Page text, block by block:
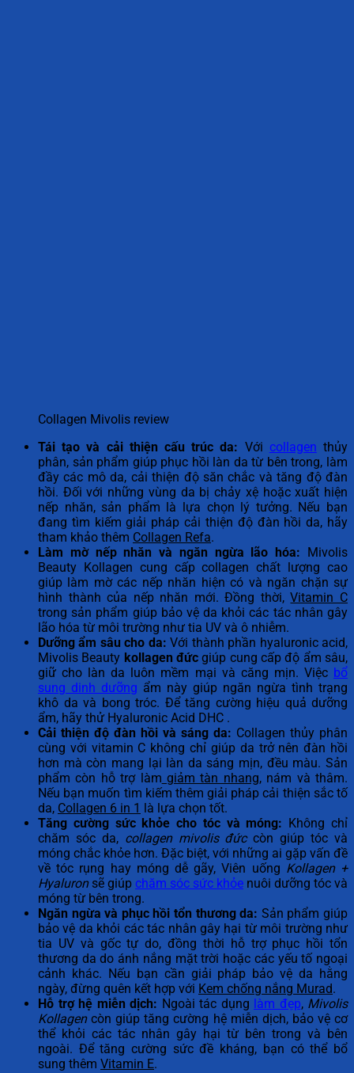
Collagen Mivolis review
Tái tạo và cải thiện cấu trúc da: Với collagen thủy
phân, sản phẩm giúp phục hồi làn da từ bên trong, làm
đầy các mô da, cải thiện độ săn chắc và tăng độ đàn
hồi. Đối với những vùng da bị chảy xệ hoặc xuất hiện
nếp nhăn, sản phẩm là lựa chọn lý tưởng. Nếu bạn
đang tìm kiếm giải pháp cải thiện độ đàn hồi da, hãy
tham khảo thêm Collagen Refa.
Làm mờ nếp nhăn và ngăn ngừa lão hóa: Mivolis
Beauty Kollagen cung cấp collagen chất lượng cao
giúp làm mờ các nếp nhăn hiện có và ngăn chặn sự
hình thành của nếp nhăn mới. Đồng thời,Vitamin C
trong sản phẩm giúp bảo vệ da khỏi các tác nhân gây
lão hóa từ môi trường như tia UV và ô nhiễm.
Dưỡng ẩm sâu cho da: Với thành phần hyaluronic acid,
Mivolis Beauty kollagen đức giúp cung cấp độ ẩm sâu,
giữ cho làn da luôn mềm mại và căng mịn. Việc bổ
sung dinh dưỡng ẩm này giúp ngăn ngừa tình trạng
khô da và bong tróc. Để tăng cường hiệu quả dưỡng
ẩm, hãy thử Hyaluronic Acid DHC .
Cải thiện độ đàn hồi và sáng da: Collagen thủy phân
cùng với vitamin C không chỉ giúp da trở nên đàn hồi
hơn mà còn mang lại làn da sáng mịn, đều màu. Sản
phẩm còn hỗ trợ làm giảm tàn nhang, nám và thâm.
Nếu bạn muốn tìm kiếm thêm giải pháp cải thiện sắc tố
da, Collagen 6 in 1
là lựa chọn tốt.
Tăng cường sức khỏe cho tóc và móng: Không chỉ
chăm sóc da, collagen mivolis đứccòn giúp tóc và
móng chắc khỏe hơn. Đặc biệt, với những ai gặp vấn đề
về tóc rụng hay móng dễ gãy, Viên uống Kollagen +
Hyaluronsẽ giúp chăm sóc sức khỏe nuôi dưỡng tóc và
móng từ bên trong.
Ngăn ngừa và phục hồi tổn thương da: Sản phẩm giúp
bảo vệ da khỏi các tác nhân gây hại từ môi trường như
tia UV và gốc tự do, đồng thời hỗ trợ phục hồi tổn
thương da do ánh nắng mặt trời hoặc các yếu tố ngoại
cảnh khác. Nếu bạn cần giải pháp bảo vệ da hằng
ngày, đừng quên kết hợp với Kem chống nắng Murad.
Hỗ trợ hệ miễn dịch: Ngoài tác dụng làm đẹp, Mivolis
Kollagencòn giúp tăng cường hệ miễn dịch, bảo vệ cơ
thể khỏi các tác nhân gây hại từ bên trong và bên
ngoài. Để tăng cường sức đề kháng, bạn có thể bổ
sung thêm Vitamin E.